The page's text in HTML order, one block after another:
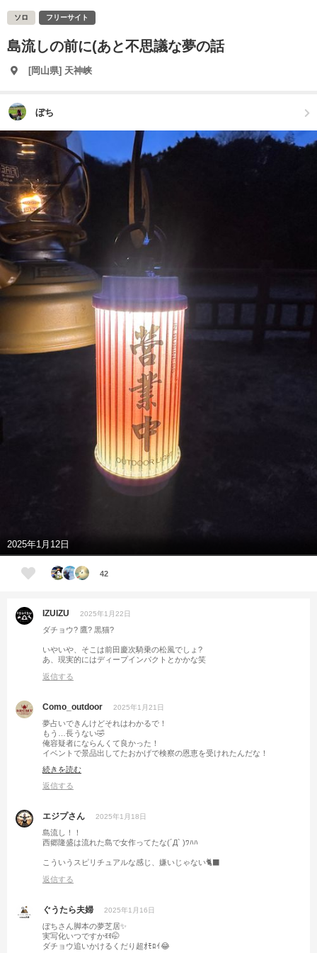
ソロ フリーサイト
島流しの前に(あと不思議な夢の話
[岡山県] 天神峡
ぼち
2025年1月12日
42
IZUIZU 2025年1月22日
ダチョウ? 鷹? 黒猫?
いやいや、そこは前田慶次騎乗の松風でしょ?
あ、現実的にはディープインパクトとかかな笑
返信する
Como_outdoor 2025年1月21日
夢占いできんけどそれはわかるで！
もう…長うない🤣
俺容疑者にならんくて良かった！
イベントで景品出してたおかげで検察の恩恵を受けれたんだな！
とりあえず、次回会うときにはダチョウの卵焼き待ってます♪
続きを読む
返信する
エジプさん 2025年1月18日
島流し！！
西郷隆盛は流れた島で女作ってたな(´Д` )ﾜﾊﾊ
こういうスピリチュアルな感じ、嫌いじゃない🐈️‍⬛️
返信する
ぐうたら夫婦 2025年1月16日
ぼちさん脚本の夢芝居✨
実写化いつですかꉂꉂ🤭
ダチョウ追いかけるくだり超ｵﾓﾛｲ😂